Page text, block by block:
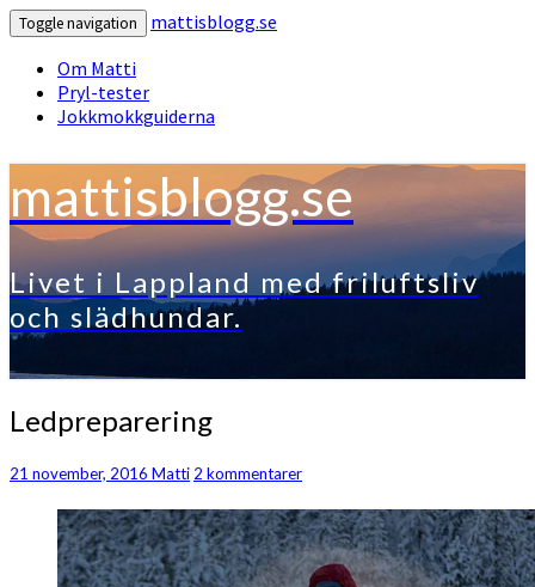
Toggle navigation
mattisblogg.se
Om Matti
Pryl-tester
Jokkmokkguiderna
mattisblogg.se
Livet i Lappland med friluftsliv
och slädhundar.
Ledpreparering
Ledpreparering
21 november, 2016 Matti Kommentarer
2 kommentarer